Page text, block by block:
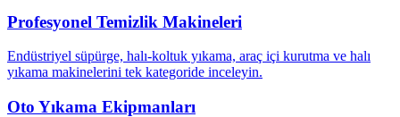
Profesyonel Temizlik Makineleri
Endüstriyel süpürge, halı-koltuk yıkama, araç içi kurutma ve halı
yıkama makinelerini tek kategoride inceleyin.
Oto Yıkama Ekipmanları